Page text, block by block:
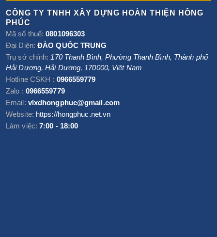
CÔNG TY TNHH XÂY DỰNG HOÀN THIỆN HỒNG
PHÚC
Mã số thuế:0801096303
Đại Diện: ĐÀO QUỐC TRUNG
Trụ sở chính: 170 Thanh Bình, Phường Thanh Bình, Thành phố
Hải Dương,Hải Dương, 170000, Việt Nam
Hotline CSKH : 0966559779
Zalo : 0966559779
Email: vlxdhongphuc@gmail.com
Website: https://hongphuc.net.vn
Làm việc: 7:00 - 18:00